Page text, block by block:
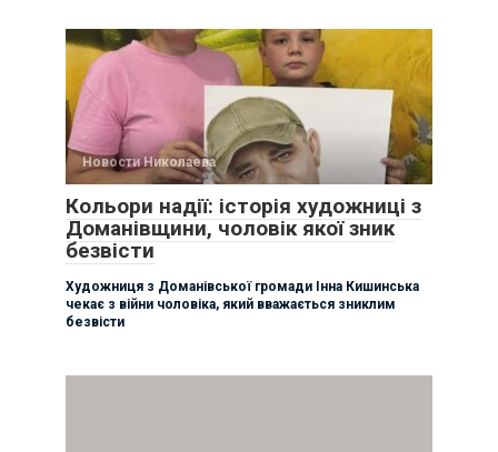
Новости Николаева
Кольори надії: історія художниці з
Доманівщини, чоловік якої зник
безвісти
Художниця з Доманівської громади Інна Кишинська
чекає з війни чоловіка, який вважається зниклим
безвісти